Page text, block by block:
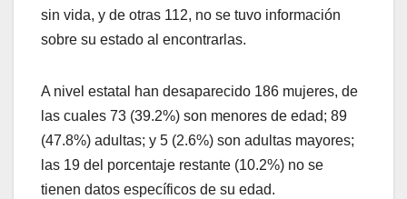
sin vida, y de otras 112, no se tuvo información
sobre su estado al encontrarlas.
A nivel estatal han desaparecido 186 mujeres, de
las cuales 73 (39.2%) son menores de edad; 89
(47.8%) adultas; y 5 (2.6%) son adultas mayores;
las 19 del porcentaje restante (10.2%) no se
tienen datos específicos de su edad.